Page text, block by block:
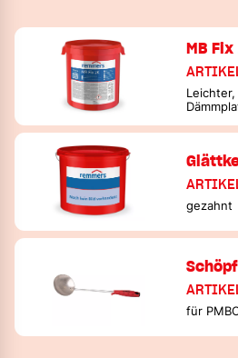
MB Fix
gezahnt
für